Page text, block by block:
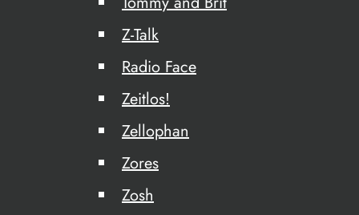
Z-Talk
Radio Face
Zeitlos!
Zellophan
Zores
Zosh